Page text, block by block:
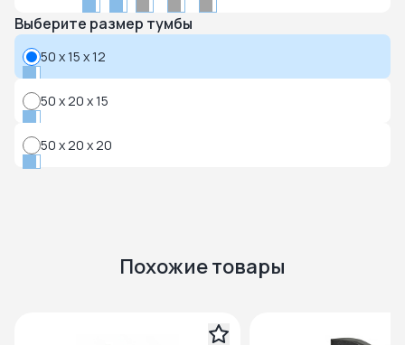
Выберите размер тумбы
50 x 15 x 12
50 x 20 x 15
50 x 20 x 20
Похожие товары